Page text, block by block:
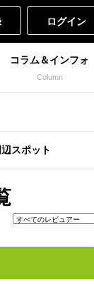
ログイン
コラム＆インフォ
Column
スポット